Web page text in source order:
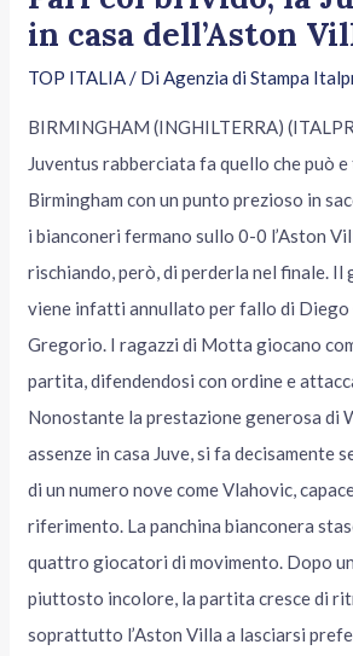
in casa dell’Aston
TOP ITALIA/ DiAgenzia di Stampa
BIRMINGHAM (INGHILTERRA)
Juventus rabberciata fa quello che può
Birmingham con un punto prezioso in
i bianconeri fermano sullo 0-0 l’Aston
rischiando, però, di perderla nel finale. Il
viene infatti annullato per fallo di Diego
Gregorio. I ragazzi di Motta giocano
partita, difendendosi con ordine e
Nonostante la prestazione generosa di
assenze in casa Juve, si fa decisamente
di un numero nove come Vlahovic,
riferimento. La panchina bianconera
quattro giocatori di movimento. Dopo
piuttosto incolore, la partita cresce di
soprattutto l’Aston Villa a lasciarsi